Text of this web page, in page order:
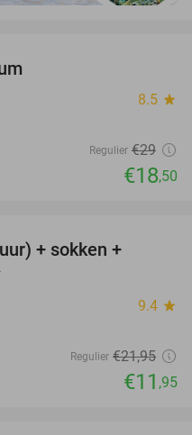
8.5 star
Regulier €29
€18,50
+ sokken +
9.4 star
Regulier €21,95
€11 ,95